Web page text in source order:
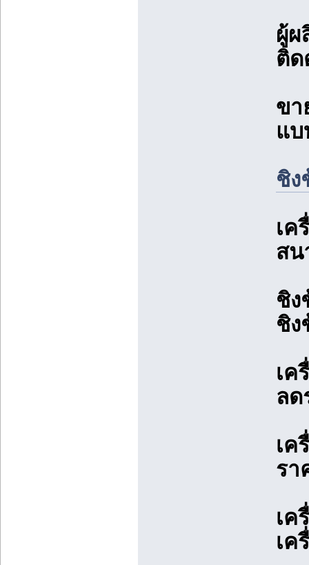
ผู้ผ
ติด
ขา
แบ
ชิง
เค
สน
ชิง
ชิง
เค
ลด
เค
รา
เค
เค